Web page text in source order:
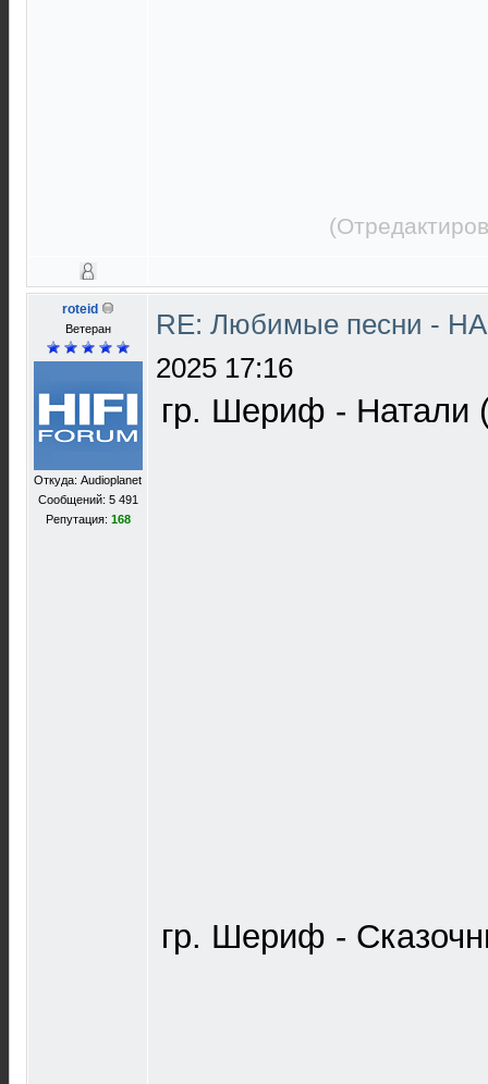
roteid
Ветеран
Откуда: Audioplanet
Сообщений: 5 491
Репутация: 168
RE: Любимые песни -
2025 17:16
гр. Шериф - Натали
гр. Шериф -